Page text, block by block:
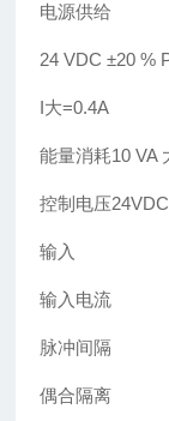
电源供给
24 VDC ±20 %
I大=0.4A
能量消耗10 VA
控制电压
输入
输入电流
脉冲间隔
偶合隔离